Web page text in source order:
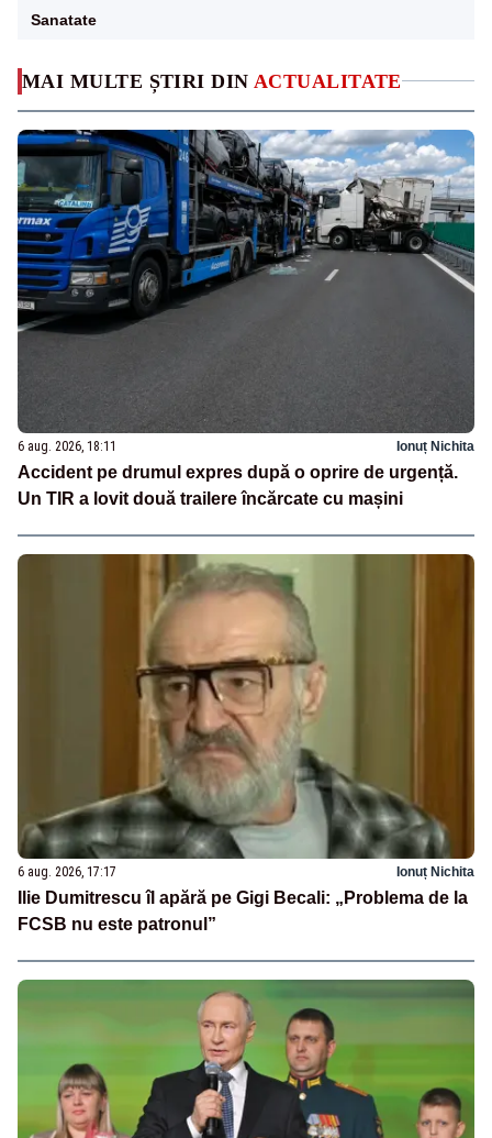
MAI MULTE ȘTIRI DIN ACTUALITATE
6 aug. 2026, 18:11 Ionuț Nichita
Accident pe drumul expres după o oprire de urgență.
Un TIR a lovit două trailere încărcate cu mașini
6 aug. 2026, 17:17 Ionuț Nichita
Ilie Dumitrescu îl apără pe Gigi Becali: „Problema de la
FCSB nu este patronul”
Sanatate